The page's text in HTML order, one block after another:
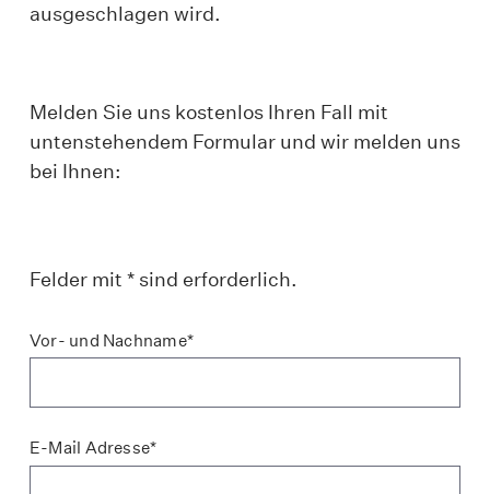
ausgeschlagen wird.
Melden Sie uns kostenlos Ihren Fall mit
untenstehendem Formular und wir melden uns
bei Ihnen:
Felder mit * sind erforderlich.
Vor- und Nachname*
E-Mail Adresse*